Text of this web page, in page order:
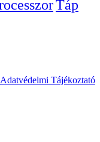
Táp
Adatvédelmi Tájékoztató